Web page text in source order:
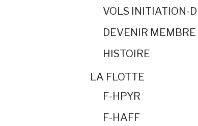
VOLS INITIATION-
DEVENIR MEMBRE
HISTOIRE
LA FLOTTE
F-HPYR
F-HAFF